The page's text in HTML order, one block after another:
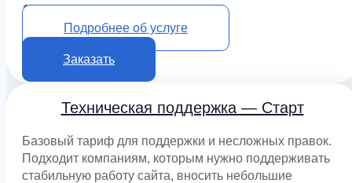
12 500 ₽
Подробнее об услуге
Заказать
Техническая поддержка — Старт
Базовый тариф для поддержки и несложных правок.
Подходит компаниям, которым нужно поддерживать
стабильную работу сайта, вносить небольшие